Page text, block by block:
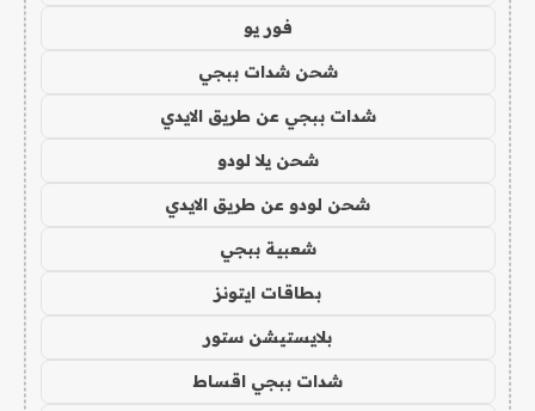
فور يو
شحن شدات ببجي
شدات ببجي عن طريق الايدي
شحن يلا لودو
شحن لودو عن طريق الايدي
شعبية ببجي
بطاقات ايتونز
بلايستيشن ستور
شدات ببجي اقساط